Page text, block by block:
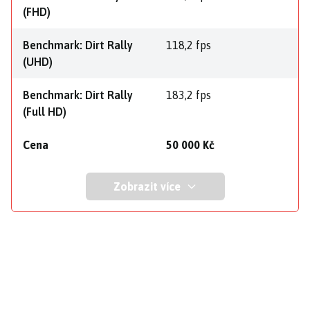
(FHD)
Benchmark: Dirt Rally
(UHD)
118,2 fps
Benchmark: Dirt Rally
(Full HD)
183,2 fps
Cena 50 000 Kč
Zobrazit více